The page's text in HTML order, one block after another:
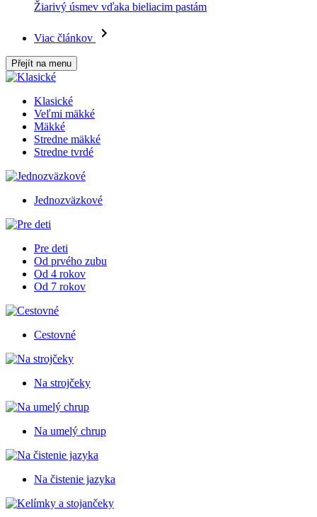
Žiarivý úsmev vďaka bieliacim pastám
Viac článkov
Přejít na menu
Klasické
Veľmi mäkké
Mäkké
Stredne mäkké
Stredne tvrdé
Jednozväzkové
Pre deti
Od prvého zubu
Od 4 rokov
Od 7 rokov
Cestovné
Na strojčeky
Na umelý chrup
Na čistenie jazyka